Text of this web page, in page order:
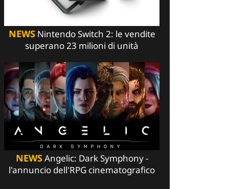
NEWSNintendo Switch 2: le vendite
superano 23 milioni di unità
NEWSAngelic: Dark Symphony -
l'annuncio dell'RPG cinematografico